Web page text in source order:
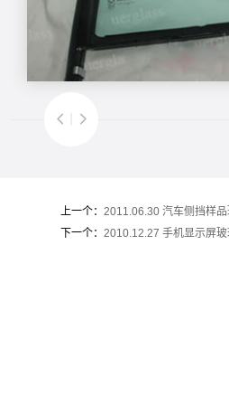
上一个：2011.06.30 汽车侧挡样品
下一个：2010.12.27 手机显示屏玻